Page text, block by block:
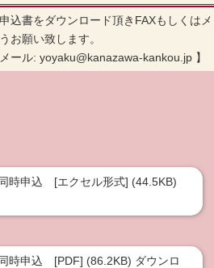
込書をダウンロード頂きFAXもしくはメ
お願い致します。
メール: yoyaku@kanazawa-kankou.jp 】
時申込 [エクセル形式] (44.5KB)
時申込 [PDF] (86.2KB) ダウンロ